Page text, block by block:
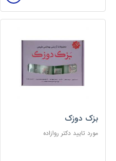
بزک دوزک
مورد تایید دکتر روازاده